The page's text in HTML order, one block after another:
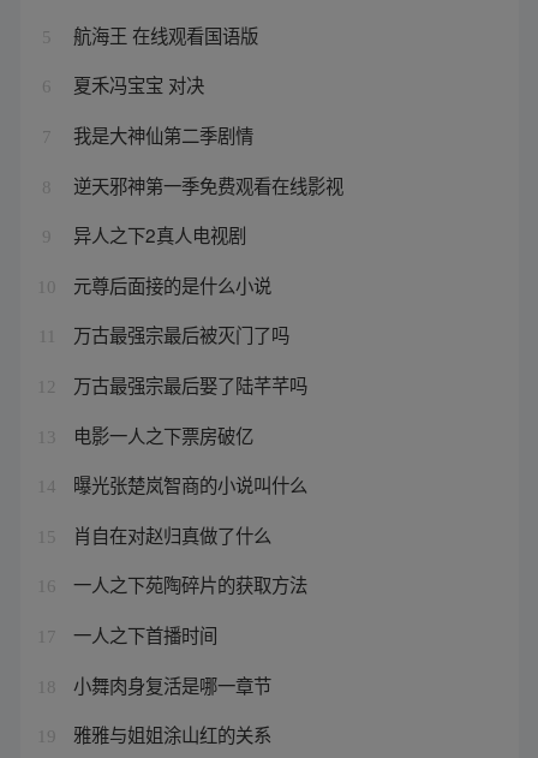
5 航海王 在线观看国语版
6 夏禾冯宝宝 对决
7 我是大神仙第二季剧情
8 逆天邪神第一季免费观看在线影视
9 异人之下2真人电视剧
10 元尊后面接的是什么小说
万古最强宗最后被灭门了吗
12 万古最强宗最后娶了陆芊芊吗
13 电影一人之下票房破亿
14 曝光张楚岚智商的小说叫什么
15 肖自在对赵归真做了什么
16 一人之下苑陶碎片的获取方法
17 一人之下首播时间
18 小舞肉身复活是哪一章节
19 雅雅与姐姐涂山红的关系